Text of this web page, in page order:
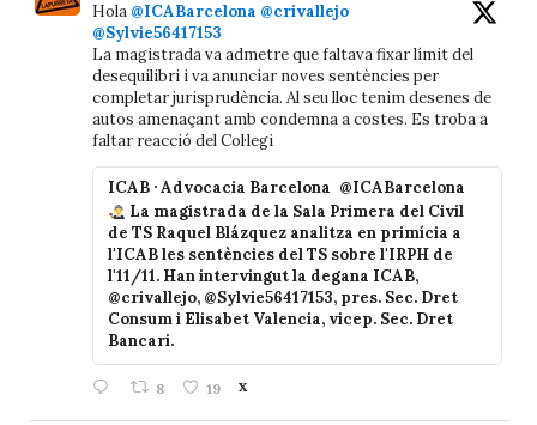
Hola @ICABarcelona @crivallejo
@Sylvie56417153
La magistrada va admetre que faltava fixar límit del
desequilibri i va anunciar noves sentències per
completar jurisprudència. Al seu lloc tenim desenes de
autos amenaçant amb condemna a costes. Es troba a
faltar reacció del Col·legi
ICAB · Advocacia Barcelona @ICABarcelona
La magistrada de la Sala Primera del Civil
de TS Raquel Blázquez analitza en primícia a
l'ICAB les sentències del TS sobre l'IRPH de
l'11/11. Han intervingut la degana ICAB,
@crivallejo, @Sylvie56417153, pres. Sec. Dret
Consum i Elisabet Valencia, vicep. Sec. Dret
Bancari.
8 19 X